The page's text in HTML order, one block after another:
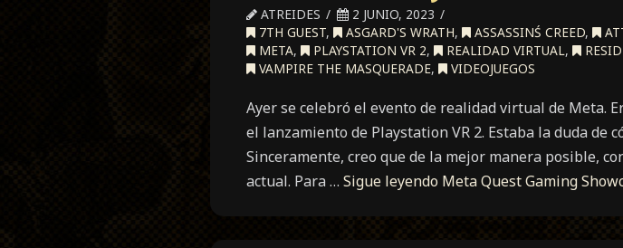
ATREIDES
2 JUNIO, 2023
7TH GUEST, ASGARD'S WRATH, ASSASSINŚ CREED,
META, PLAYSTATION VR 2, REALIDAD VIRTUAL,
VAMPIRE THE MASQUERADE, VIDEOJUEGOS
Ayer se celebró el evento de realidad virtual de Meta.
el lanzamiento de Playstation VR 2. Estaba la duda de
Sinceramente, creo que de la mejor manera posible,
actual. Para … Sigue leyendo Meta Quest Gaming